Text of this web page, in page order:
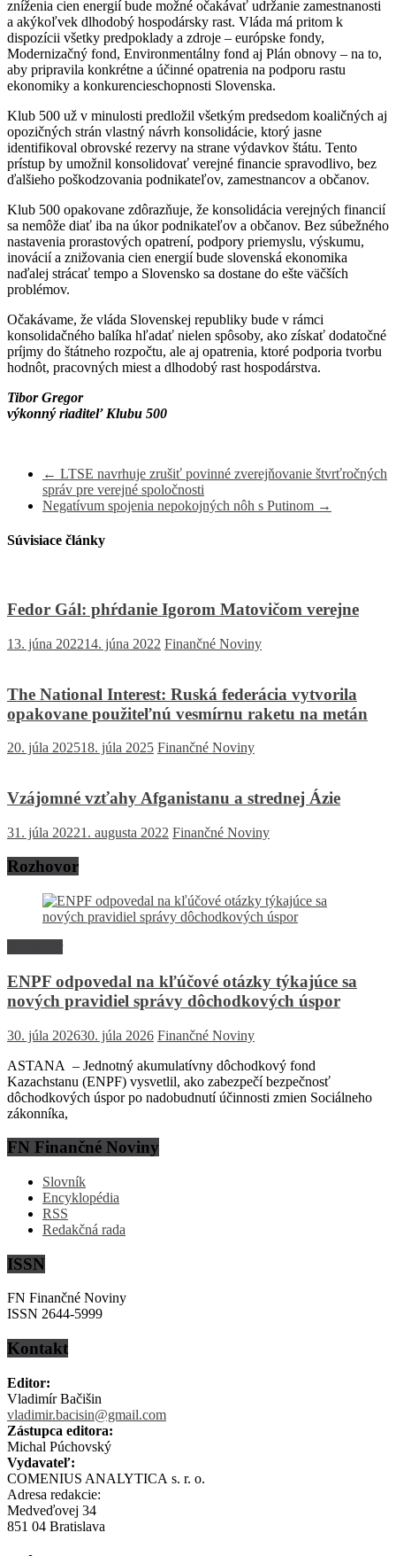
zníženia cien energií bude možné očakávať udržanie zamestnanosti
a akýkoľvek dlhodobý hospodársky rast. Vláda má pritom k
dispozícii všetky predpoklady a zdroje – európske fondy,
Modernizačný fond, Environmentálny fond aj Plán obnovy – na to,
aby pripravila konkrétne a účinné opatrenia na podporu rastu
ekonomiky a konkurencieschopnosti Slovenska.
Klub 500 už v minulosti predložil všetkým predsedom koaličných aj
opozičných strán vlastný návrh konsolidácie, ktorý jasne
identifikoval obrovské rezervy na strane výdavkov štátu. Tento
prístup by umožnil konsolidovať verejné financie spravodlivo, bez
ďalšieho poškodzovania podnikateľov, zamestnancov a občanov.
Klub 500 opakovane zdôrazňuje, že konsolidácia verejných financií
sa nemôže diať iba na úkor podnikateľov a občanov. Bez súbežného
nastavenia prorastových opatrení, podpory priemyslu, výskumu,
inovácií a znižovania cien energií bude slovenská ekonomika
naďalej strácať tempo a Slovensko sa dostane do ešte väčších
problémov.
Očakávame, že vláda Slovenskej republiky bude v rámci
konsolidačného balíka hľadať nielen spôsoby, ako získať dodatočné
príjmy do štátneho rozpočtu, ale aj opatrenia, ktoré podporia tvorbu
hodnôt, pracovných miest a dlhodobý rast hospodárstva.
Tibor Gregor
výkonný riaditeľ Klubu 500
← LTSE navrhuje zrušiť povinné zverejňovanie štvrťročných
správ pre verejné spoločnosti
Negatívum spojenia nepokojných nôh s Putinom →
Súvisiace články
Fedor Gál: phŕdanie Igorom Matovičom verejne
13. júna 202214. júna 2022 Finančné Noviny
The National Interest: Ruská federácia vytvorila
opakovane použiteľnú vesmírnu raketu na metán
20. júla 202518. júla 2025 Finančné Noviny
Vzájomné vzťahy Afganistanu a strednej Ázie
31. júla 20221. augusta 2022 Finančné Noviny
Rozhovor
ENPF odpovedal na kľúčové otázky týkajúce sa
nových pravidiel správy dôchodkových úspor
30. júla 202630. júla 2026 Finančné Noviny
ASTANA – Jednotný akumulatívny dôchodkový fond
Kazachstanu (ENPF) vysvetlil, ako zabezpečí bezpečnosť
dôchodkových úspor po nadobudnutí účinnosti zmien Sociálneho
zákonníka,
FN Finančné Noviny
Slovník
Encyklopédia
RSS
Redakčná rada
ISSN
FN Finančné Noviny
ISSN 2644-5999
Kontakt
Editor:
Vladimír Bačišin
vladimir.bacisin@gmail.com
Zástupca editora:
Michal Púchovský
Vydavateľ:
COMENIUS ANALYTICA s. r. o.
Adresa redakcie:
Medveďovej 34
851 04 Bratislava